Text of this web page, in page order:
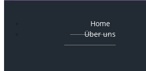
Home
Über uns